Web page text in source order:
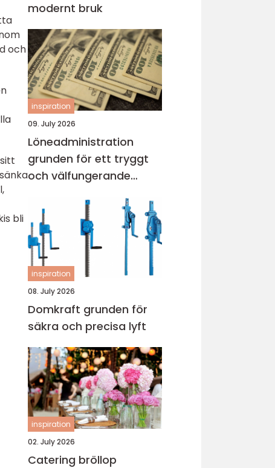
och
bli
modernt bruk
inspiration
09. July 2026
Löneadministration
grunden för ett tryggt
och välfungerande
inspiration
08. July 2026
Domkraft grunden för
säkra och precisa lyft
inspiration
02. July 2026
Catering bröllop